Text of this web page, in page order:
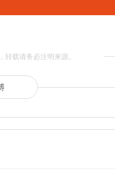
载请务必注明来源。